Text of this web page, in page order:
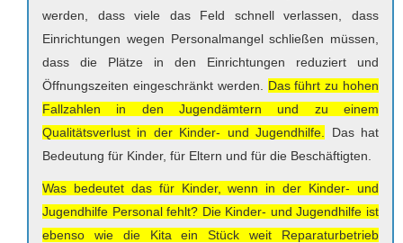
werden, dass viele das Feld schnell verlassen, dass
Einrichtungen wegen Personalmangel schließen müssen,
dass die Plätze in den Einrichtungen reduziert und
Öffnungszeiten eingeschränkt werden. Das führt zu hohen
Fallzahlen in den Jugendämtern und zu einem
Qualitätsverlust in der Kinder- und Jugendhilfe.
Das hat
Bedeutung für Kinder, für Eltern und für die Beschäftigten.
Was bedeutet das für Kinder, wenn in der Kinder- und
Jugendhilfe Personal fehlt? Die Kinder- und Jugendhilfe ist
ebenso wie die Kita ein Stück weit Reparaturbetrieb